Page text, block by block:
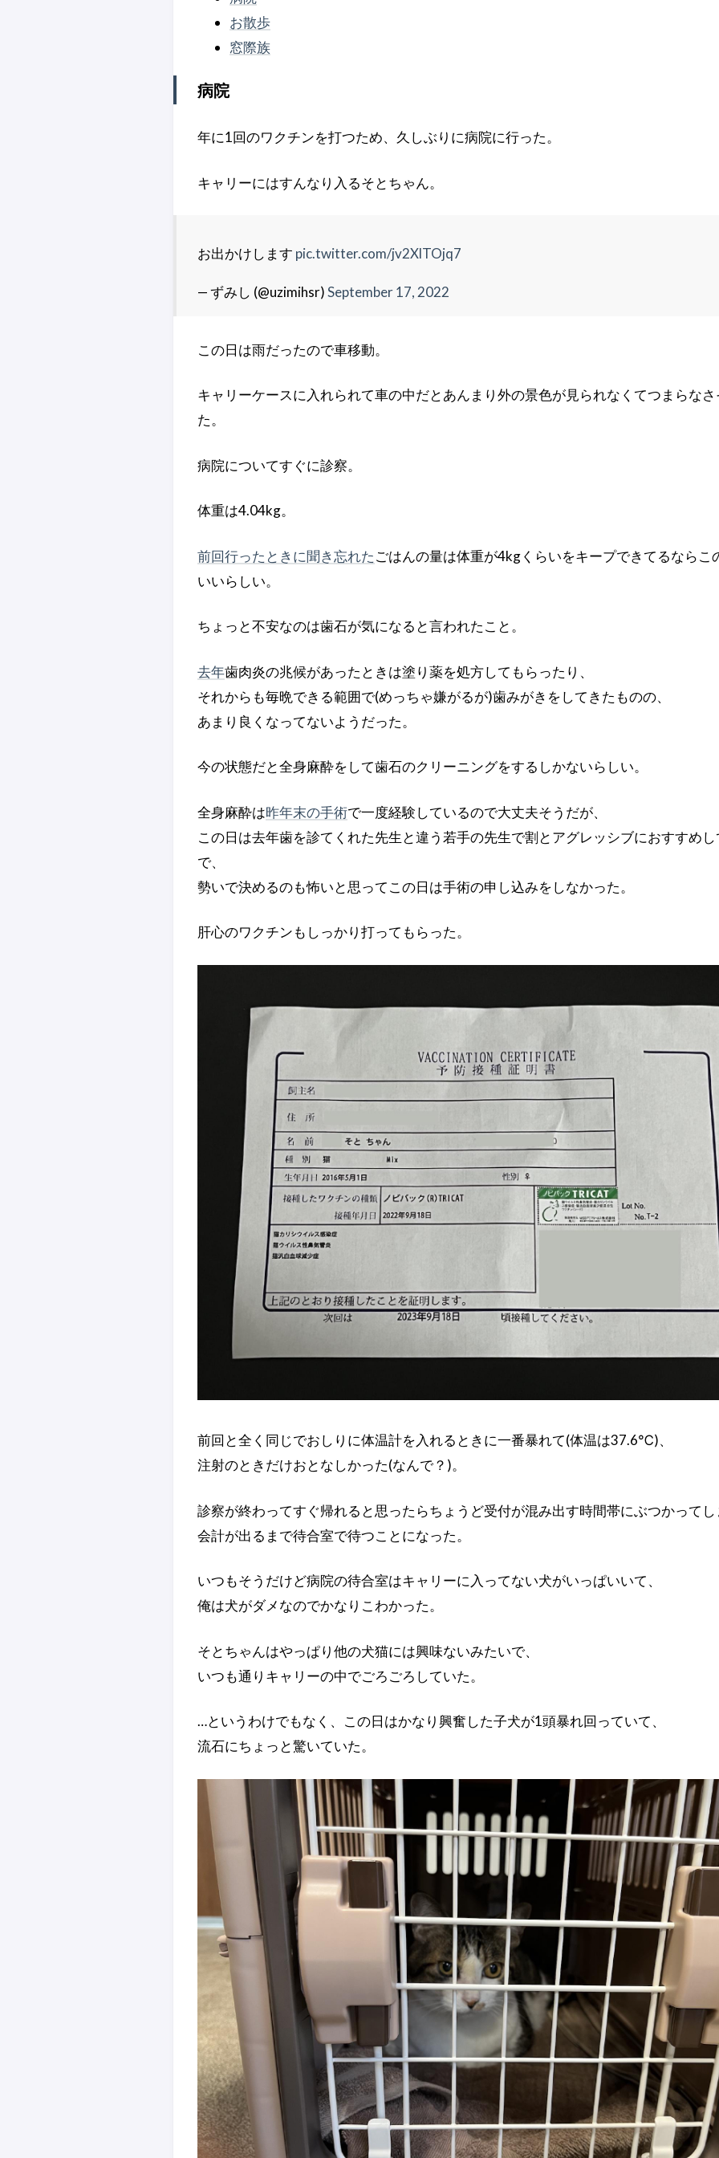
お散歩
窓際族
病院
年に1回のワクチンを打つため、久しぶりに病院に行った。
キャリーにはすんなり入るそとちゃん。
お出かけします pic.twitter.com/jv2XlTOjq7
— ずみし (@uzimihsr)September 17, 2022
この日は雨だったので車移動。
キャリーケースに入れられて車の中だとあんまり外の景色が見られなくてつまらな
た。
病院についてすぐに診察。
体重は4.04kg。
前回行ったときに聞き忘れたごはんの量は体重が4kgくらいをキープできてるならこ
いいらしい。
ちょっと不安なのは歯石が気になると言われたこと。
去年歯肉炎の兆候があったときは塗り薬を処方してもらったり、
それからも毎晩できる範囲で(めっちゃ嫌がるが)歯みがきをしてきたものの、
あまり良くなってないようだった。
今の状態だと全身麻酔をして歯石のクリーニングをするしかないらしい。
全身麻酔は昨年末の手術で一度経験しているので大丈夫そうだが、
この日は去年歯を診てくれた先生と違う若手の先生で割とアグレッシブにおすすめ
で、
勢いで決めるのも怖いと思ってこの日は手術の申し込みをしなかった。
肝心のワクチンもしっかり打ってもらった。
前回と全く同じでおしりに体温計を入れるときに一番暴れて(体温は37.6℃)、
注射のときだけおとなしかった(なんで？)。
診察が終わってすぐ帰れると思ったらちょうど受付が混み出す時間帯にぶつかって
会計が出るまで待合室で待つことになった。
いつもそうだけど病院の待合室はキャリーに入ってない犬がいっぱいいて、
俺は犬がダメなのでかなりこわかった。
そとちゃんはやっぱり他の犬猫には興味ないみたいで、
いつも通りキャリーの中でごろごろしていた。
…というわけでもなく、この日はかなり興奮した子犬が1頭暴れ回っていて、
流石にちょっと驚いていた。